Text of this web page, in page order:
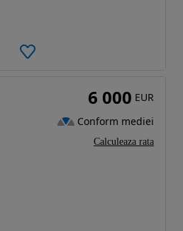
6 000 EUR
Conform mediei
Calculeaza rata